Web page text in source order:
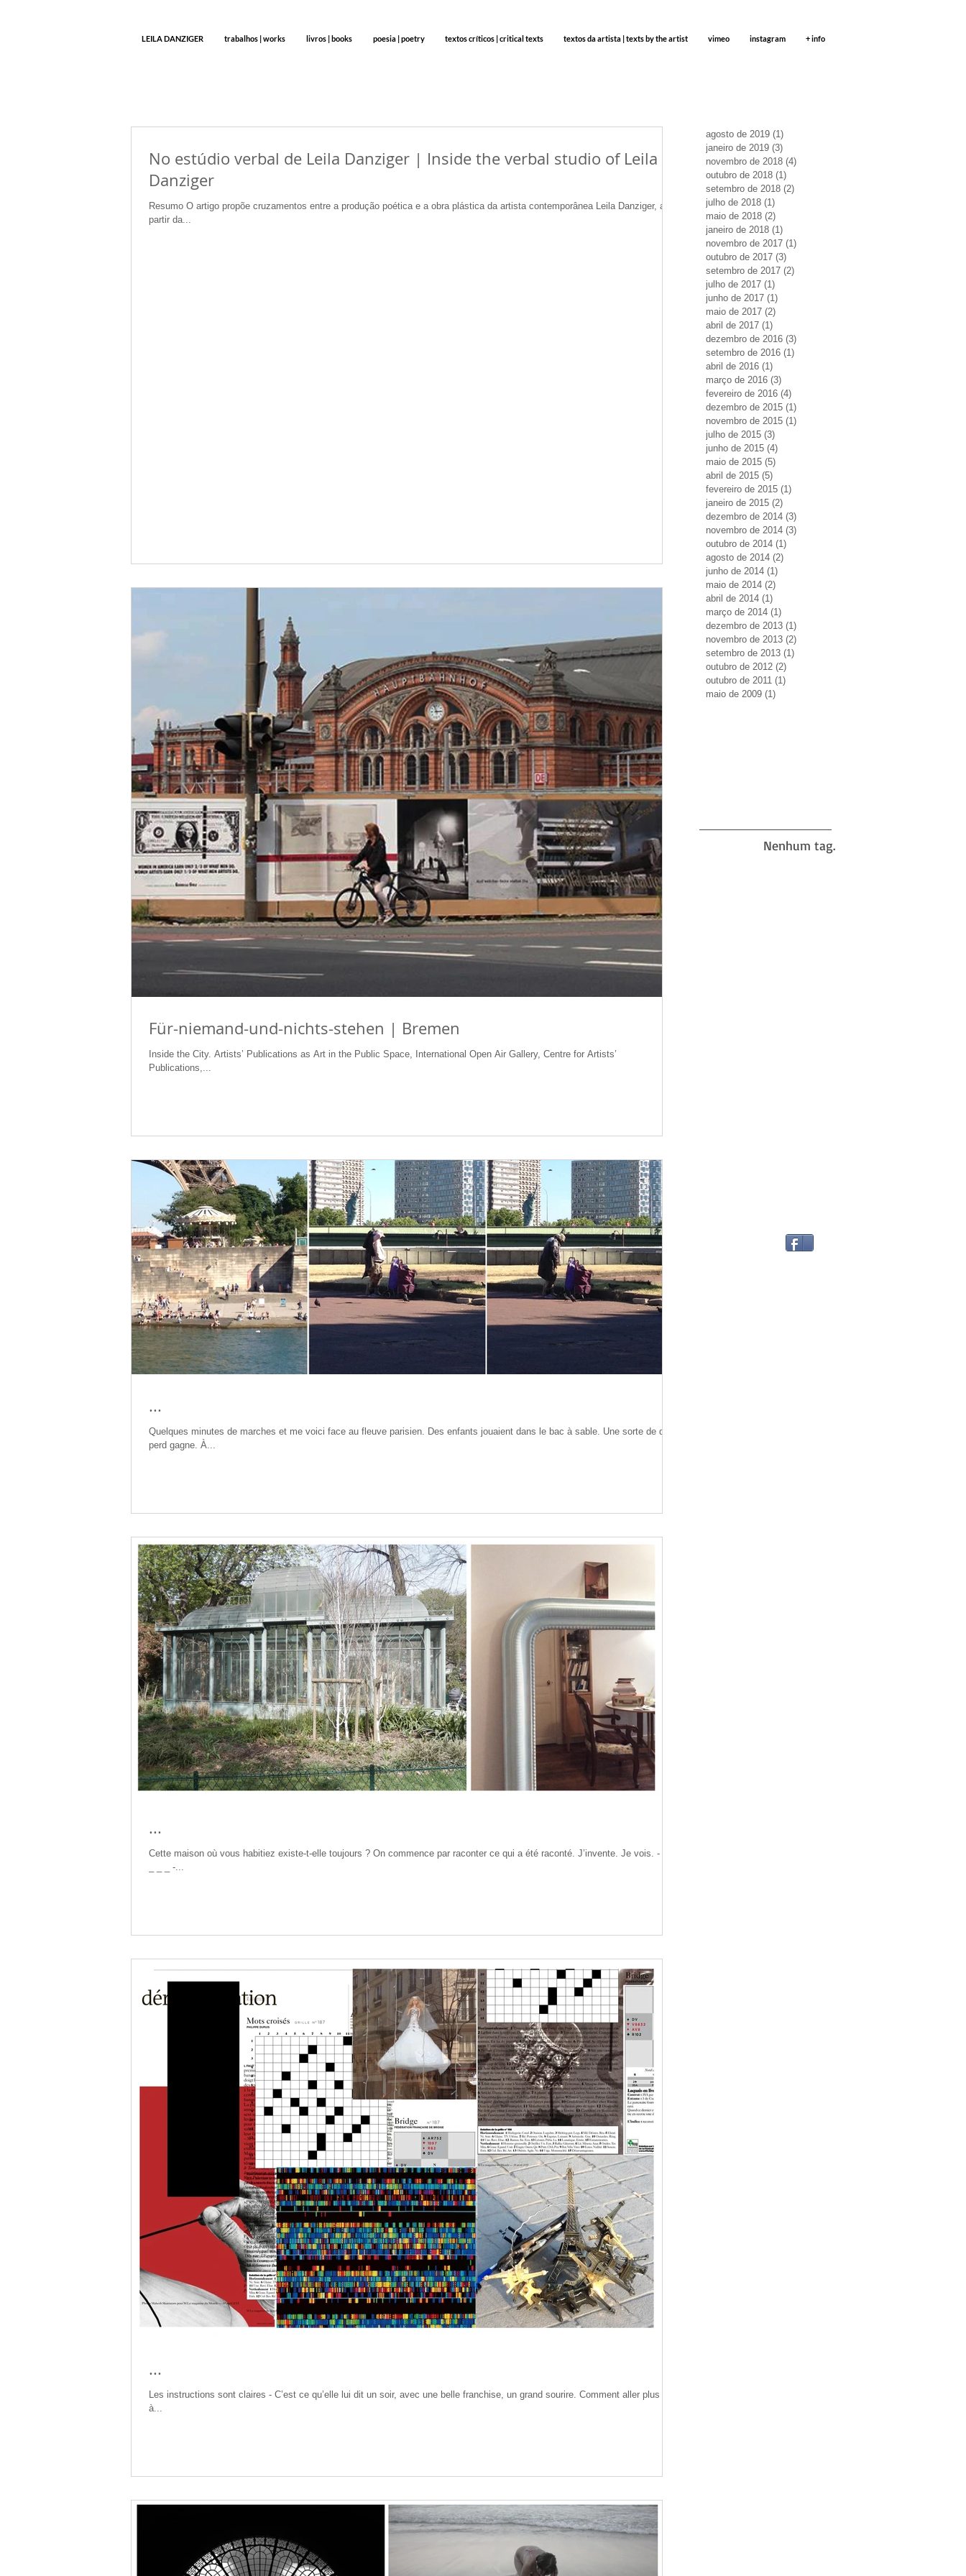
LEILA DANZIGER trabalhos | works livros | books poesia | poetry textos críticos | critical texts textos da artista | texts by the artist vimeo instagram + info
No estúdio verbal de Leila Danziger | Inside the verbal studio of Leila
Danziger
Resumo O artigo propõe cruzamentos entre a produção poética e a obra plástica da artista contemporânea Leila Danziger, a
partir da...
Für-niemand-und-nichts-stehen | Bremen
Inside the City. Artists’ Publications as Art in the Public Space, International Open Air Gallery, Centre for Artists’
Publications,...
...
Quelques minutes de marches et me voici face au fleuve parisien. Des enfants jouaient dans le bac à sable. Une sorte de qui
perd gagne. À...
...
Cette maison où vous habitiez existe-t-elle toujours ? On commence par raconter ce qui a été raconté. J’invente. Je vois. - _ _
_ _ _ -...
...
Les instructions sont claires - C’est ce qu’elle lui dit un soir, avec une belle franchise, un grand sourire. Comment aller plus vite
à...
agosto de 2019 (1)
janeiro de 2019 (3)
novembro de 2018 (4)
outubro de 2018 (1)
setembro de 2018 (2)
julho de 2018 (1)
maio de 2018 (2)
janeiro de 2018 (1)
novembro de 2017 (1)
outubro de 2017 (3)
setembro de 2017 (2)
julho de 2017 (1)
junho de 2017 (1)
maio de 2017 (2)
abril de 2017 (1)
dezembro de 2016 (3)
setembro de 2016 (1)
abril de 2016 (1)
março de 2016 (3)
fevereiro de 2016 (4)
dezembro de 2015 (1)
novembro de 2015 (1)
julho de 2015 (3)
junho de 2015 (4)
maio de 2015 (5)
abril de 2015 (5)
fevereiro de 2015 (1)
janeiro de 2015 (2)
dezembro de 2014 (3)
novembro de 2014 (3)
outubro de 2014 (1)
agosto de 2014 (2)
junho de 2014 (1)
maio de 2014 (2)
abril de 2014 (1)
março de 2014 (1)
dezembro de 2013 (1)
novembro de 2013 (2)
setembro de 2013 (1)
outubro de 2012 (2)
outubro de 2011 (1)
maio de 2009 (1)
Nenhum tag.